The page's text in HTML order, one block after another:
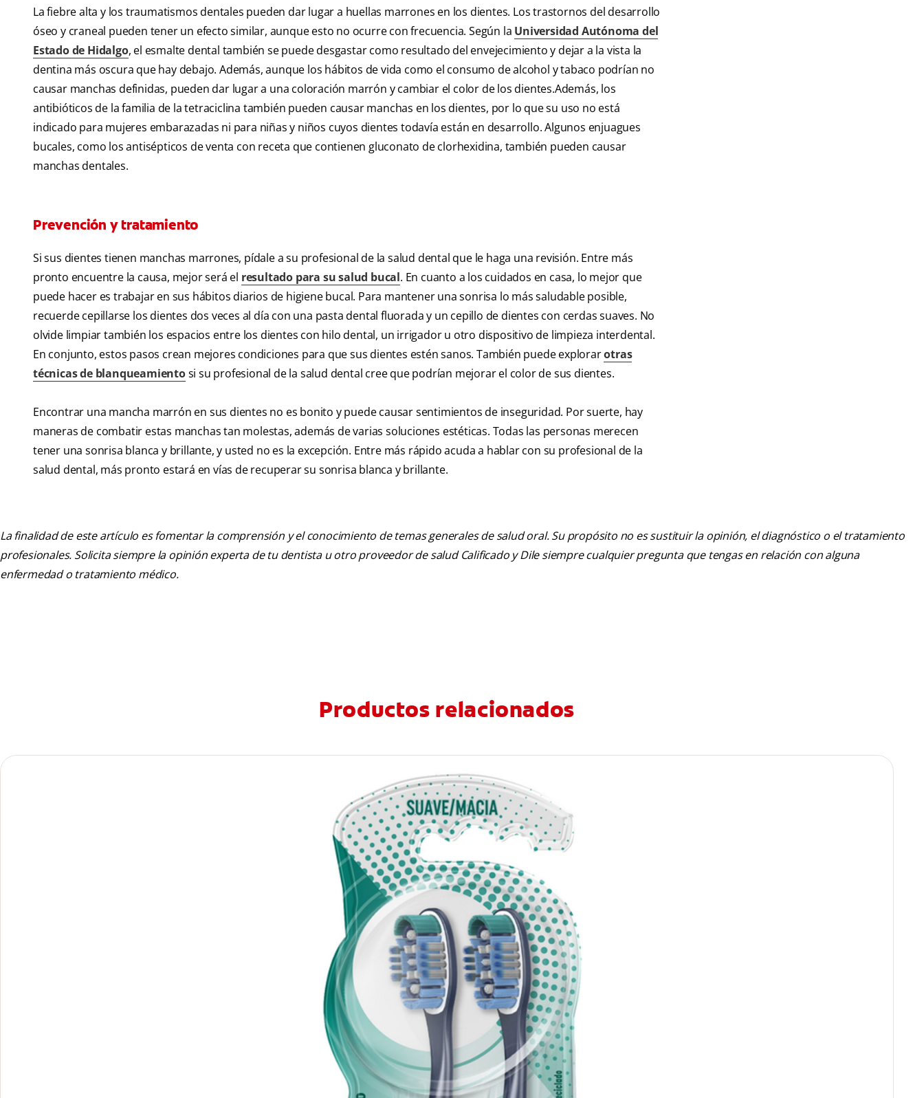
La fiebre alta y los traumatismos dentales pueden dar lugar a huellas marrones en los dientes. Los trastornos del desarrollo
óseo y craneal pueden tener un efecto similar, aunque esto no ocurre con frecuencia. Según la Universidad Autónoma del
Estado de Hidalgo, el esmalte dental también se puede desgastar como resultado del envejecimiento y dejar a la vista la
dentina más oscura que hay debajo. Además, aunque los hábitos de vida como el consumo de alcohol y tabaco podrían no
causar manchas definidas, pueden dar lugar a una coloración marrón y cambiar el color de los dientes.Además, los
antibióticos de la familia de la tetraciclina también pueden causar manchas en los dientes, por lo que su uso no está
indicado para mujeres embarazadas ni para niñas y niños cuyos dientes todavía están en desarrollo. Algunos enjuagues
bucales, como los antisépticos de venta con receta que contienen gluconato de clorhexidina, también pueden causar
manchas dentales.
Prevención y tratamiento
Si sus dientes tienen manchas marrones, pídale a su profesional de la salud dental que le haga una revisión. Entre más
pronto encuentre la causa, mejor será el resultado para su salud bucal. En cuanto a los cuidados en casa, lo mejor que
puede hacer es trabajar en sus hábitos diarios de higiene bucal. Para mantener una sonrisa lo más saludable posible,
recuerde cepillarse los dientes dos veces al día con una pasta dental fluorada y un cepillo de dientes con cerdas suaves. No
olvide limpiar también los espacios entre los dientes con hilo dental, un irrigador u otro dispositivo de limpieza interdental.
En conjunto, estos pasos crean mejores condiciones para que sus dientes estén sanos. También puede explorarotras
técnicas de blanqueamientosi su profesional de la salud dental cree que podrían mejorar el color de sus dientes.
Encontrar una mancha marrón en sus dientes no es bonito y puede causar sentimientos de inseguridad. Por suerte, hay
maneras de combatir estas manchas tan molestas, además de varias soluciones estéticas. Todas las personas merecen
tener una sonrisa blanca y brillante, y usted no es la excepción. Entre más rápido acuda a hablar con su profesional de la
salud dental, más pronto estará en vías de recuperar su sonrisa blanca y brillante.
La finalidad de este artículo es fomentar la comprensión y el conocimiento de temas generales de salud oral. Su propósito no es sustituir la opinión, el diagnóstico o el tratamiento
profesionales. Solicita siempre la opinión experta de tu dentista u otro proveedor de salud Calificado y Dile siempre cualquier pregunta que tengas en relación con alguna
enfermedad o tratamiento médico.
Productos relacionados